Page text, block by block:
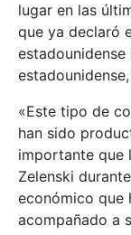
lugar en las
que ya declaró
«Este tipo de
han sido
importante que
Zelenski
económico que
acompañado a